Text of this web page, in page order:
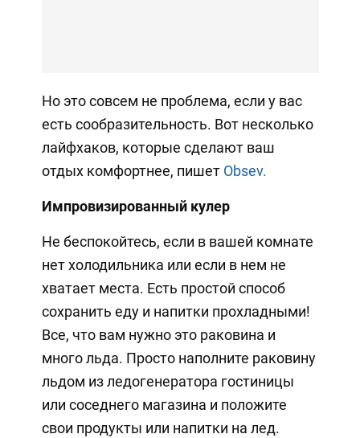
Но это совсем не проблема, если у вас
есть сообразительность. Вот несколько
лайфхаков, которые сделают ваш
отдых комфортнее, пишет Obsev.
Импровизированный кулер
Не беспокойтесь, если в вашей комнате
нет холодильника или если в нем не
хватает места. Есть простой способ
сохранить еду и напитки прохладными!
Все, что вам нужно это раковина и
много льда. Просто наполните раковину
льдом из ледогенератора гостиницы
или соседнего магазина и положите
свои продукты или напитки на лед.